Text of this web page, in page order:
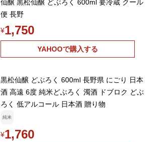
仙醸 黒松仙醸 どぶろく 600ml 要冷蔵 クール
便 長野
¥1,750
YAHOOで購入する
黒松仙醸 どぶろく 600ml 長野県 にごり 日本
酒 高遠 6度 純米どぶろく 濁酒 ドブロク どぶ
ろく 低アルコール 日本酒 贈り物
純米
¥1,760